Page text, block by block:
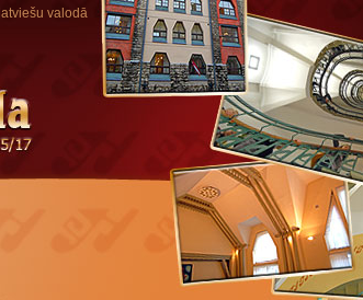
latviešu valodā